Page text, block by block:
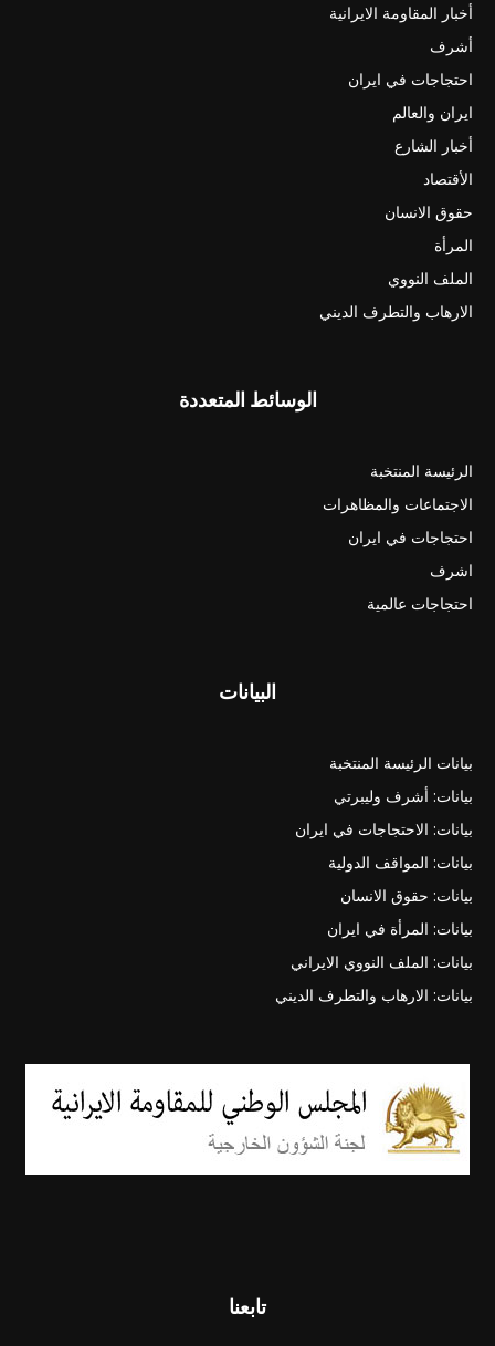
أخبار المقاومة الايرانية
أشرف
احتجاجات في ايران
ايران والعالم
أخبار الشارع
الأقتصاد
حقوق الانسان
المرأة
الملف النووي
الارهاب والتطرف الديني
الوسائط المتعددة
الرئيسة المنتخبة
الاجتماعات والمظاهرات
احتجاجات في ايران
اشرف
احتجاجات عالمية
البيانات
بيانات الرئيسة المنتخبة
بيانات: أشرف وليبرتي
بيانات: الاحتجاجات في ايران
بيانات: المواقف الدولية
بيانات: حقوق الانسان
بيانات: المرأة في ايران
بيانات: الملف النووي الايراني
بيانات: الارهاب والتطرف الديني
تابعنا